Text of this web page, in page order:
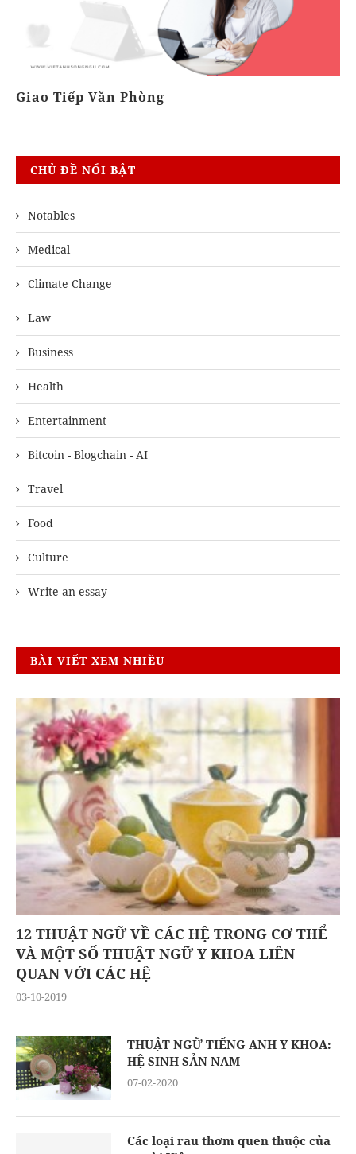
Giao Tiếp Văn Phòng
CHỦ ĐỀ NỔI BẬT
Notables
Medical
Climate Change
Law
Business
Health
Entertainment
Bitcoin - Blogchain - AI
Travel
Food
Culture
Write an essay
BÀI VIẾT XEM NHIỀU
12 THUẬT NGỮ VỀ CÁC HỆ TRONG CƠ THỂ
VÀ MỘT SỐ THUẬT NGỮ Y KHOA LIÊN
QUAN VỚI CÁC HỆ
03-10-2019
THUẬT NGỮ TIẾNG ANH Y KHOA:
HỆ SINH SẢN NAM
07-02-2020
Các loại rau thơm quen thuộc của